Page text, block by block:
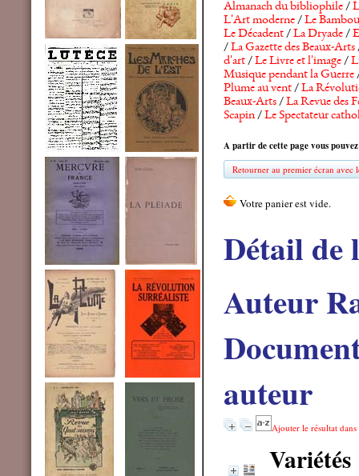
Almanach du bibliophile/
L'Art moderne/Le Bambou
Le Décadent/La Dryade/
/La Gazette des Beaux-Arts
d'art/Le Livre et l'image/
Musique pendant la Guerre
Plume au vent/La
Beaux-Arts/La Revue des
Scapin/Le Spectateur
A partir de cette page vous
Retourner au premier écran avec
Détail de
Auteur
auteur
Ajouter le résultat
Variétés